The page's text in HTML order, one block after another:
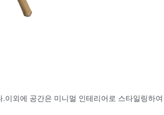
외에 공간은 미니멀 인테리어로 스타일링하여